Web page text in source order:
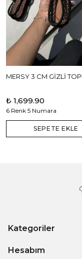
₺ 1,699.90
6 Renk 5 Numara
SEPETE EKLE
Kategoriler
Hesabım